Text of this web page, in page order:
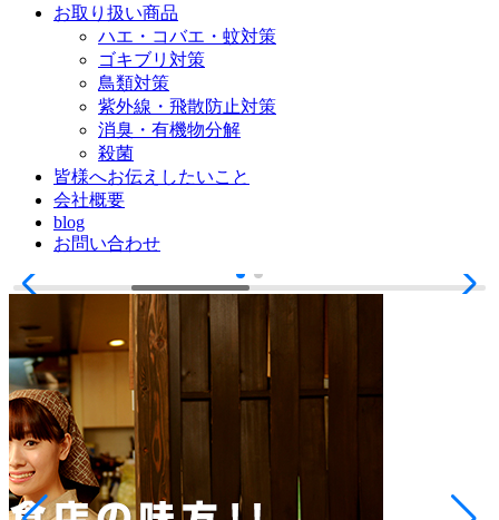
お取り扱い商品
ハエ・コバエ・蚊対策
ゴキブリ対策
鳥類対策
紫外線・飛散防止対策
消臭・有機物分解
殺菌
皆様へお伝えしたいこと
会社概要
blog
お問い合わせ